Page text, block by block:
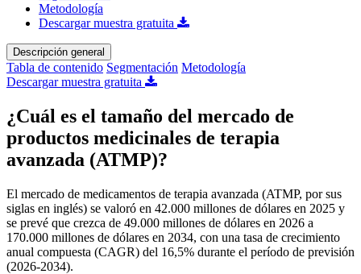
Metodología
Descargar muestra gratuita
Descripción general
Tabla de contenido Segmentación Metodología
Descargar muestra gratuita
¿Cuál es el tamaño del mercado de
productos medicinales de terapia
avanzada (ATMP)?
El mercado de medicamentos de terapia avanzada (ATMP, por sus
siglas en inglés) se valoró en 42.000 millones de dólares en 2025 y
se prevé que crezca de 49.000 millones de dólares en 2026 a
170.000 millones de dólares en 2034, con una tasa de crecimiento
anual compuesta (CAGR) del 16,5% durante el período de previsión
(2026-2034).